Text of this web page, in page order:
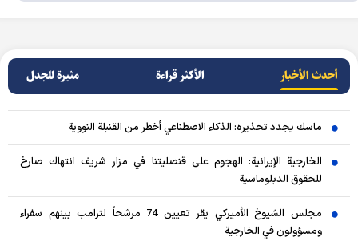
أحدث الأخبار الأکثر قراءة مثيرة للجدل
ماسك يجدد تحذيره: الذكاء الاصطناعي أخطر من القنبلة النووية
الخارجية الإيرانية: الهجوم على قنصليتنا في مزار شريف انتهاك صارخ
للحقوق الدبلوماسية
مجلس الشيوخ الأميركي يقر تعيين 74 مرشحاً لترامب بينهم سفراء
ومسؤولون في الخارجية